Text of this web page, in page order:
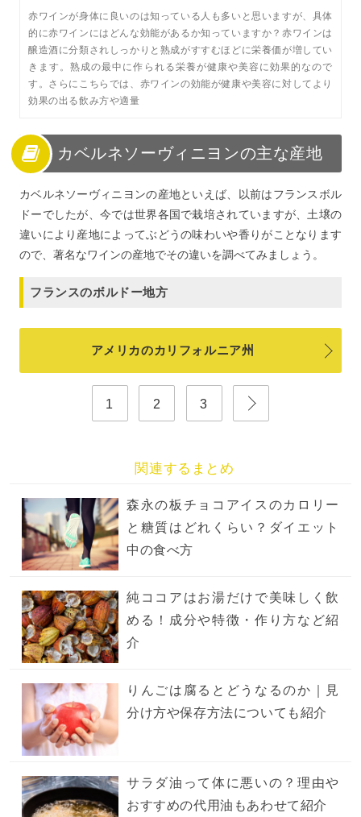
赤ワインが身体に良いのは知っている人も多いと思いますが、具体
的に赤ワインにはどんな効能があるか知っていますか？赤ワインは
醸造酒に分類されしっかりと熟成がすすむほどに栄養価が増してい
きます。熟成の最中に作られる栄養が健康や美容に効果的なので
す。さらにこちらでは、赤ワインの効能が健康や美容に対してより
効果の出る飲み方や適量
カベルネソーヴィニヨンの主な産地
カベルネソーヴィニヨンの産地といえば、以前はフランスボル
ドーでしたが、今では世界各国で栽培されていますが、土壌の
違いにより産地によってぶどうの味わいや香りがことなります
ので、著名なワインの産地でその違いを調べてみましょう。
フランスのボルドー地方
アメリカのカリフォルニア州
1 2 3
関連するまとめ
森永の板チョコアイスのカロリー
と糖質はどれくらい？ダイエット
中の食べ方
純ココアはお湯だけで美味しく飲
める！成分や特徴・作り方など紹
介
りんごは腐るとどうなるのか｜見
分け方や保存方法についても紹介
サラダ油って体に悪いの？理由や
おすすめの代用油もあわせて紹介